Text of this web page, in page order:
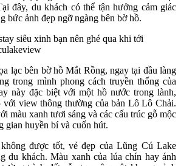
đây, du khách có thể tận hưởng cảm giác
bức ảnh đẹp ngỡ ngàng bên bờ hồ.
lạc bên bờ hồ Mắt Rồng, ngay tại đầu làng
trong mình phong cách truyền thống của
này đặc biệt với một hồ nước trong lành,
với view thông thường của bản Lô Lô Chải.
màu xanh tươi sáng và các cấu trúc gỗ mộc
gian huyền bí và cuốn hút.
được tốt, vẻ đẹp của Lũng Cú Lake
du khách. Màu xanh của lúa chín hay ánh